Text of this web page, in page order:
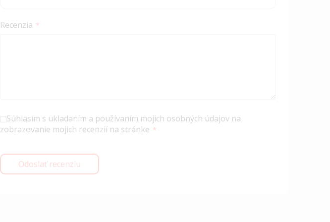
Recenzia
Súhlasím s ukladaním a používaním mojich osobných údajov na
zobrazovanie mojich recenzií na stránke
Odoslať recenziu